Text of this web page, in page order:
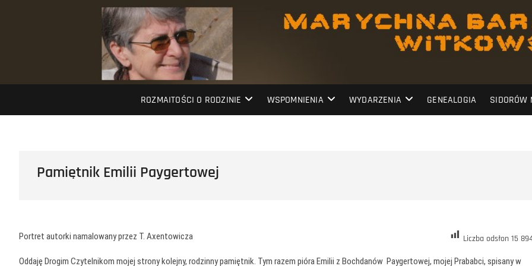
ROZMAITOŚCI O RODZINIE WSPOMNIENIA WYDARZENIA GENEALOGIA SIDORÓW
Pamiętnik Emilii Paygertowej
Liczba odsłon 15
Portret autorki namalowany przez T. Axentowicza
Oddaję Drogim Czytelnikom mojej strony kolejny, rodzinny pamiętnik. Tym razem pióra Emilii z Bochdanów Paygertowej, mojej Prababci, spisany w